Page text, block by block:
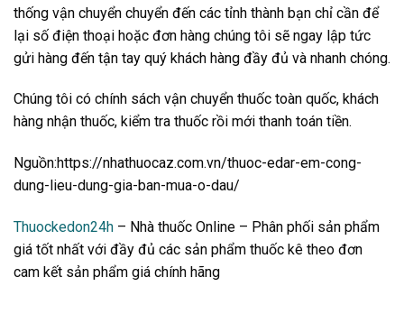
thống vận chuyển chuyển đến các tỉnh thành bạn chỉ cần để
lại số điện thoại hoặc đơn hàng chúng tôi sẽ ngay lập tức
gửi hàng đến tận tay quý khách hàng đầy đủ và nhanh chóng.
Chúng tôi có chính sách vận chuyển thuốc toàn quốc, khách
hàng nhận thuốc, kiểm tra thuốc rồi mới thanh toán tiền.
Nguồn:https://nhathuocaz.com.vn/thuoc-edar-em-cong-
dung-lieu-dung-gia-ban-mua-o-dau/
Thuockedon24h – Nhà thuốc Online – Phân phối sản phẩm
giá tốt nhất với đầy đủ các sản phẩm thuốc kê theo đơn
cam kết sản phẩm giá chính hãng